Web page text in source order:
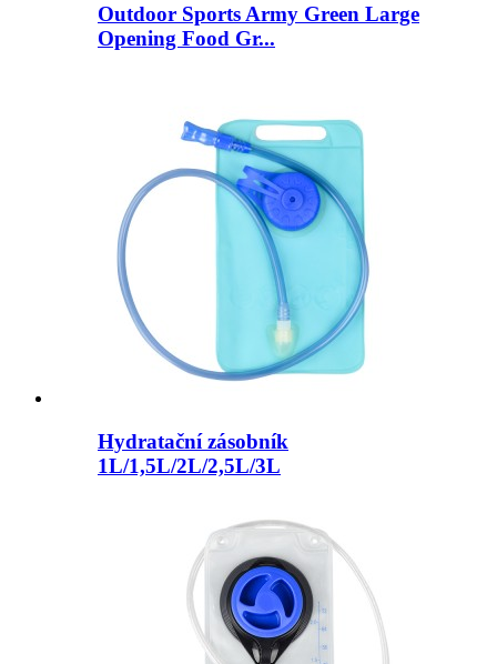
Outdoor Sports Army Green Large
Opening Food Gr...
Hydratační zásobník
1L/1,5L/2L/2,5L/3L